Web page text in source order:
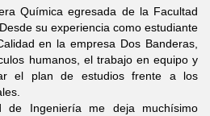
Química egresada de la Facultad
su experiencia como estudiante
en la empresa Dos Banderas,
humanos, el trabajo en equipo y
el plan de estudios frente a los
Ingeniería me deja muchísimo